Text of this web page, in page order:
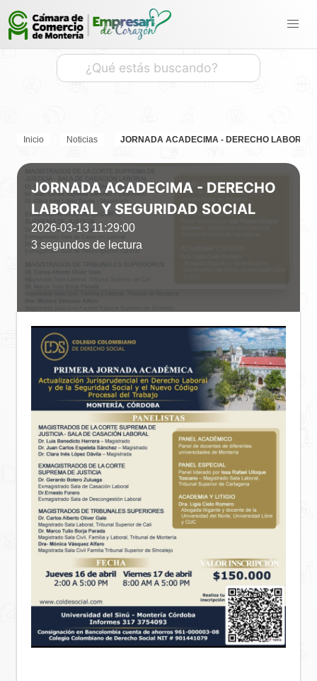
Inicio Noticias JORNADA ACADECIMA - DERECHO LABORAL
JORNADA ACADECIMA - DERECHO
LABORAL Y SEGURIDAD SOCIAL
2026-03-13 11:29:00
3 segundos de lectura